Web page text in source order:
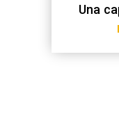
Una